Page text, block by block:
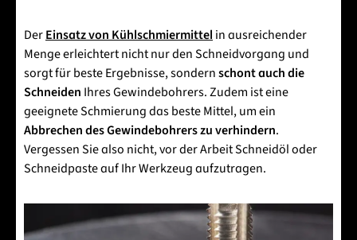
DerEinsatz von Kühlschmiermittel in ausreichender
Menge erleichtert nicht nur den Schneidvorgang und
sorgt für beste Ergebnisse, sondernschont auch die
Schneiden Ihres Gewindebohrers. Zudem ist eine
geeignete Schmierung das beste Mittel, um ein
Abbrechen des Gewindebohrers zu verhindern.
Vergessen Sie also nicht, vor der Arbeit Schneidöl oder
Schneidpaste auf Ihr Werkzeug aufzutragen.